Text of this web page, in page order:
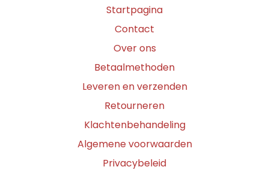
Startpagina
Contact
Over ons
Betaalmethoden
Leveren en verzenden
Retourneren
Klachtenbehandeling
Algemene voorwaarden
Privacybeleid